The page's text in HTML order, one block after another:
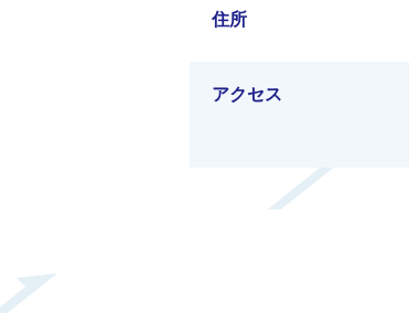
住所
アクセス